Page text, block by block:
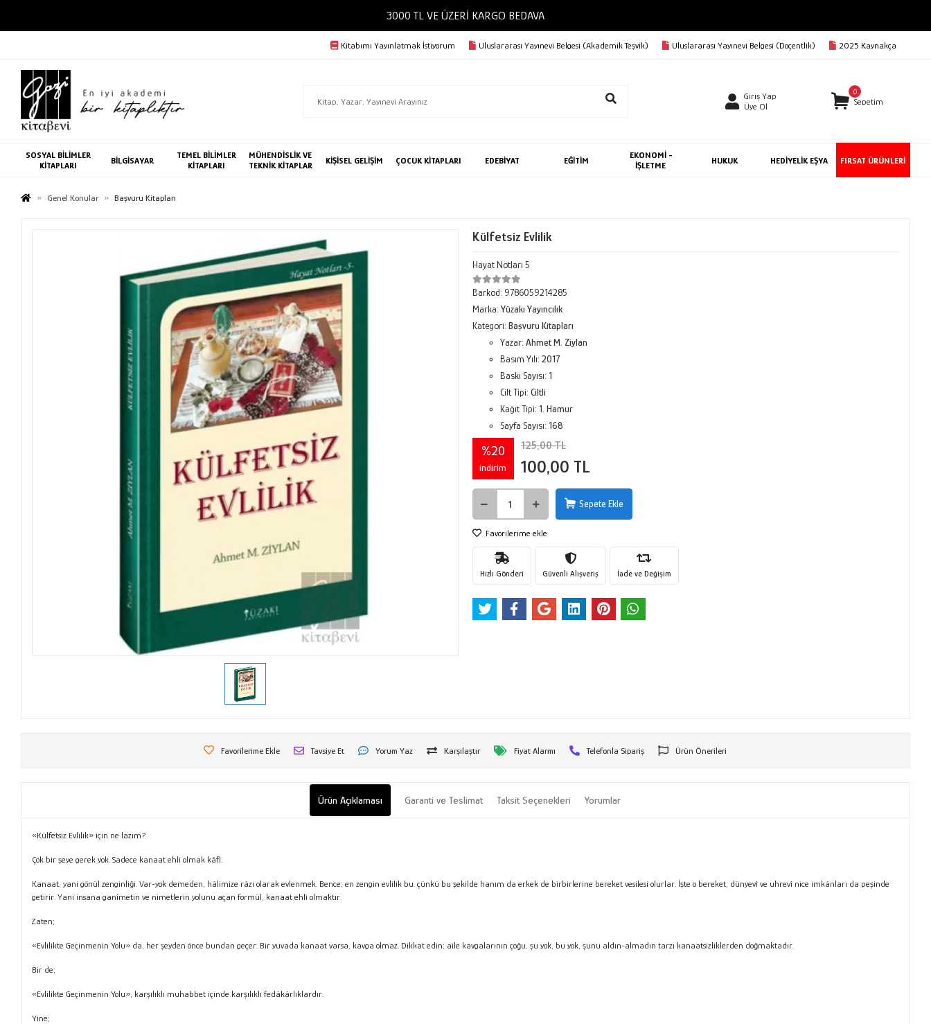
3000 TL VE ÜZERİ KARGO BEDAVA
Kitabımı Yayınlatmak İstiyorum Uluslararası Yayınevi Belgesi (Akademik Teşvik) Uluslararası Yayınevi Belgesi (Doçentlik) 2025 Kaynakça
Giriş Yap
Üye Ol
0
Sepetim
SOSYAL BİLİMLER
KİTAPLARI
BİLGİSAYAR
TEMEL BİLİMLER
KİTAPLARI
MÜHENDİSLİK VE
TEKNİK KİTAPLAR
KİŞİSEL GELİŞİM ÇOCUK KİTAPLARI EDEBİYAT EĞİTİM
EKONOMİ -
İŞLETME
HUKUK HEDİYELİK EŞYA FIRSAT ÜRÜNLERİ
Genel Konular Başvuru Kitapları
Külfetsiz Evlilik
Hayat Notları 5
Barkod: 9786059214285
Marka: Yüzakı Yayıncılık
Kategori: Başvuru Kitapları
Yazar: Ahmet M. Ziylan
Basım Yılı: 2017
Baskı Sayısı: 1
Cilt Tipi: Ciltli
Kağıt Tipi: 1. Hamur
Sayfa Sayısı: 168
%20
indirim
125,00 TL
100,00 TL
Sepete Ekle
Favorilerime ekle
Hızlı Gönderi Güvenli Alışveriş İade ve Değişim
Favorilerime Ekle Tavsiye Et Yorum Yaz Karşılaştır Fiyat Alarmı Telefonla Sipariş Ürün Önerileri
Ürün Açıklaması Garanti ve Teslimat Taksit Seçenekleri Yorumlar
«Külfetsiz Evlilik» için ne lazım?
Çok bir şeye gerek yok. Sadece kanaat ehli olmak kâfî.
Kanaat, yani gönül zenginliği. Var-yok demeden, hâlimize râzı olarak evlenmek. Bence; en zengin evlilik bu. çünkü bu şekilde hanım da erkek de birbirlerine bereket vesilesi olurlar. İşte o bereket; dünyevî ve uhrevî nice imkânları da peşinde
getirir. Yani insana ganîmetin ve nimetlerin yolunu açan formül, kanaat ehli olmaktır.
Zaten;
«Evlilikte Geçinmenin Yolu» da, her şeyden önce bundan geçer. Bir yuvada kanaat varsa, kavga olmaz. Dikkat edin; aile kavgalarının çoğu, şu yok, bu yok, şunu aldın-almadın tarzı kanaatsizliklerden doğmaktadır.
Bir de;
«Evlilikte Geçinmenin Yolu», karşılıklı muhabbet içinde karşılıklı fedâkârlıklardır.
Yine;